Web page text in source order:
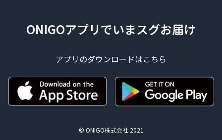
ONIGOアプリでいまスグお届け
アプリのダウンロードはこちら
© ONIGO株式会社 2021